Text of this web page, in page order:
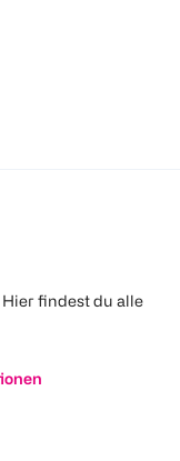
findest du alle